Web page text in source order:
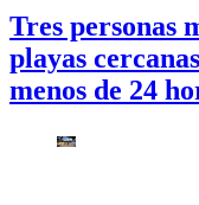
Tres personas
playas
menos de 24